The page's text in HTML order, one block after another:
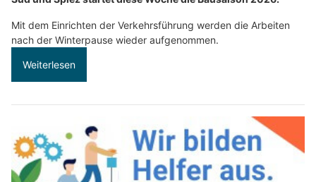
Mit dem Einrichten der Verkehrsführung werden die Arbeiten
nach der Winterpause wieder aufgenommen.
Weiterlesen